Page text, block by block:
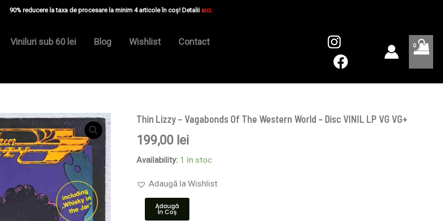
90% reducere la taxa de procesare la minim 4 articole în coș! Detalii aici.
Viniluri sub 60 lei Blog Wishlist Contact
Thin Lizzy – Vagabonds Of The Western World – Disc VINIL LP VG VG+
199,00 lei
Availability: 1 în stoc
Adaugă la Wishlist
Cantitate
Lizzy
–
Vagabonds
Western
World
Adaugă
În Coș
World
Disc
VINIL